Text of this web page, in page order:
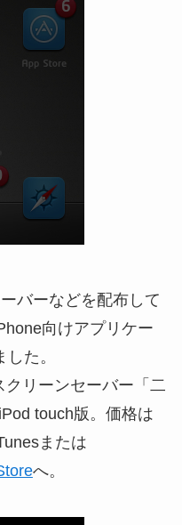
バーなどを配布して
向けアプリケー
た。
クリーンセーバー「二
touch版。価格は
または
へ。